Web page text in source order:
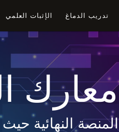
تدريب الدماغ الإثبات العلمي
معارك
المنصة النهائية